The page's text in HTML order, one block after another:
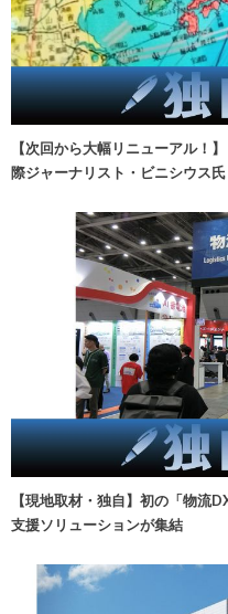
【次回から大幅リニューアル！
際ジャーナリスト・ビニシウス氏
【現地取材・独自】初の「物流
支援ソリューションが集結